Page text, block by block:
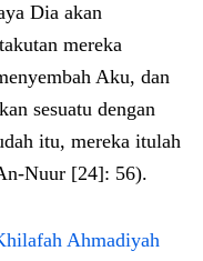
Dia akan
mereka
Aku, dan
sesuatu dengan
itu, mereka itulah
Nuur [24]: 56).
Ahmadiyah